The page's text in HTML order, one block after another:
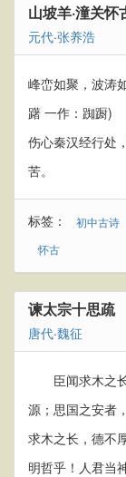
山坡羊·潼关怀
元代·张养浩
峰峦如聚，波涛
躇 一作：踟蹰)
伤心秦汉经行处
苦。
标签： 初中古诗
怀古
谏太宗十思疏
唐代·魏征
臣闻求木之长
源；思国之安者
求木之长，德不
明哲乎！人君当